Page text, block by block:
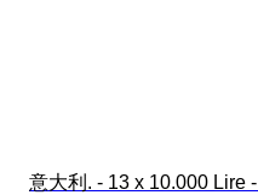
意大利. - 13 x 10.000 Lire -